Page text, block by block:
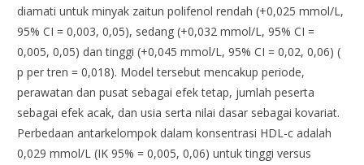
diamati untuk minyak zaitun polifenol rendah (+0,025 mmol/L,
95% CI = 0,003, 0,05), sedang (+0,032 mmol/L, 95% CI =
0,005, 0,05) dan tinggi (+0,045 mmol/L, 95% CI = 0,02, 0,06) (
p per tren = 0,018). Model tersebut mencakup periode,
perawatan dan pusat sebagai efek tetap, jumlah peserta
sebagai efek acak, dan usia serta nilai dasar sebagai kovariat.
Perbedaan antarkelompok dalam konsentrasi HDL-c adalah
0,029 mmol/L (IK 95% = 0,005, 0,06) untuk tinggi versus